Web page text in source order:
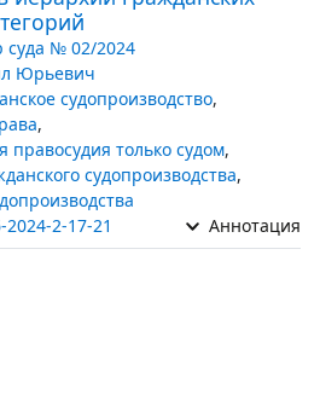
суда № 02/2024
Юрьевич
судопроизводство,
,
только судом,
судопроизводства,
2-17-21 Аннотация